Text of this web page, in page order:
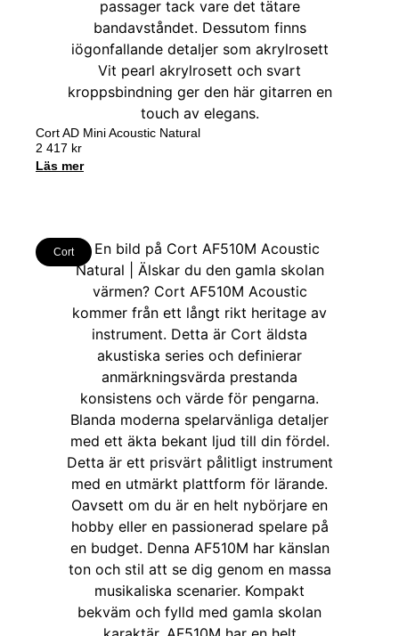
Cort AD Mini Acoustic Natural
2 417 kr
Läs mer
Cort